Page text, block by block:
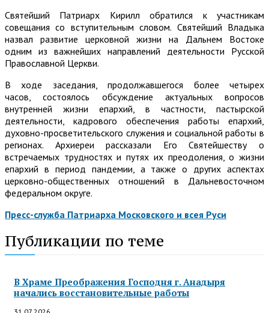
Святейший Патриарх Кирилл обратился к участникам
совещания со вступительным словом. Святейший Владыка
назвал развитие церковной жизни на Дальнем Востоке
одним из важнейших направлений деятельности Русской
Православной Церкви.
В ходе заседания, продолжавшегося более четырех
часов, состоялось обсуждение актуальных вопросов
внутренней жизни епархий, в частности, пастырской
деятельности, кадрового обеспечения работы епархий,
духовно-просветительского служения и социальной работы в
регионах. Архиереи рассказали Его Святейшеству о
встречаемых трудностях и путях их преодоления, о жизни
епархий в период пандемии, а также о других аспектах
церковно-общественных отношений в Дальневосточном
федеральном округе.
Пресс-служба Патриарха Московского и всея Руси
Публикации по теме
В Храме Преображения Господня г. Анадыря
начались восстановительные работы